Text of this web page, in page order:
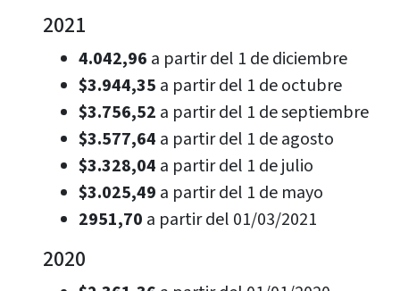
2021
4.042,96 a partir del 1 de diciembre
$3.944,35 a partir del 1 de octubre
$3.756,52 a partir del 1 de septiembre
$3.577,64 a partir del 1 de agosto
$3.328,04 a partir del 1 de julio
$3.025,49 a partir del 1 de mayo
2951,70 a partir del 01/03/2021
2020